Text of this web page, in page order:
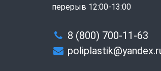
перерыв 12:00-13:00
8 (800) 700-11-63